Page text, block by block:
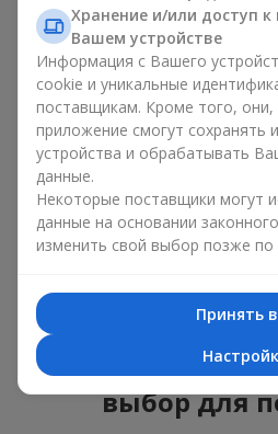
Длякорпоративного
премиальный подарок:
сладостями дополняется
герберамиилиорхидеямии
Нежные букеты изэустомы,
альстромериихорошо
Merci, поддерживая нежную
настроение — как
ребёнка или ко Дню всех
Мы поможем вам подобрать
микса и сладостей под ваш
Коробка с
сладостями —
выбор для
Хранение и/или доступ
Вашем устройстве
Информация с Вашего
cookie и уникальные
поставщикам. Кроме того, они,
приложение смогут
устройства и обрабатывать
данные.
Некоторые поставщики могут
данные на основании
изменить свой выбор позже по
Принять